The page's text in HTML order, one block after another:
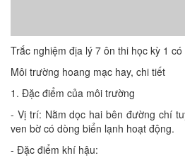
Trắc nghiệm địa lý 7 ôn thi học kỳ 1 có
Môi trường hoang mạc hay, chi tiết
1. Đặc điểm của môi trường
- Vị trí: Nằm dọc hai bên đường chí
ven bờ có dòng biển lạnh hoạt động.
- Đặc điểm khí hậu: